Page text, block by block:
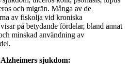
och migrän. Många av de
av fiskolja vid kroniska
på betydande fördelar, bland annat
minskad användning av
sjukdom: